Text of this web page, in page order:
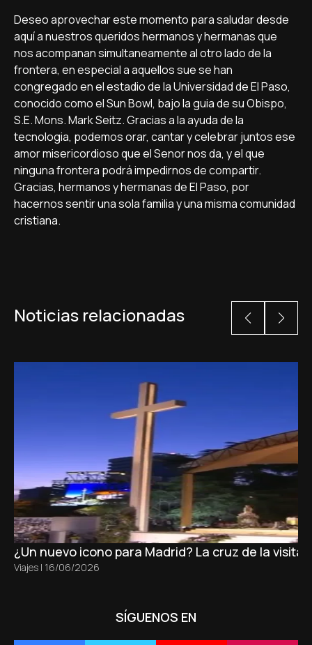
Deseo aprovechar este momento para saludar desde
aquí­ a nuestros queridos hermanos y hermanas que
nos acompanan simultaneamente al otro lado de la
frontera, en especial a aquellos sue se han
congregado en el estadio de la Universidad de El Paso,
conocido como el Sun Bowl, bajo la guia de su Obispo,
S.E. Mons. Mark Seitz. Gracias a la ayuda de la
tecnologia, podemos orar, cantar y celebrar juntos ese
amor misericordioso que el Senor nos da, y el que
ninguna frontera podrá impedirnos de compartir.
Gracias, hermanos y hermanas de El Paso, por
hacernos sentir una sola familia y una misma comunidad
cristiana.
Noticias relacionadas
¿Un nuevo icono para Madrid? La cruz de la visita
Viajes | 16/06/2026
SÍGUENOS EN